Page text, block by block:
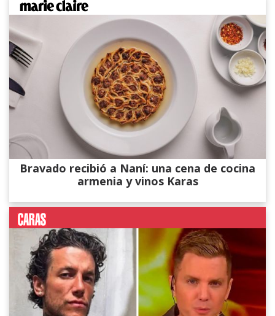
Bravado recibió a Naní: una cena de cocina
armenia y vinos Karas